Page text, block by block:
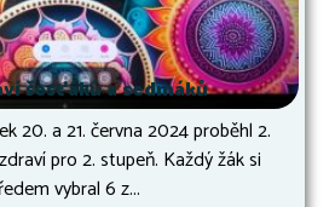
šesťáků a sedmáků
20. a 21. června 2024 proběhl 2.
pro 2. stupeň. Každý žák si
vybral 6 z...